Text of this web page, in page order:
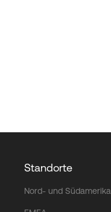
Standorte
Nord- und Südamerika